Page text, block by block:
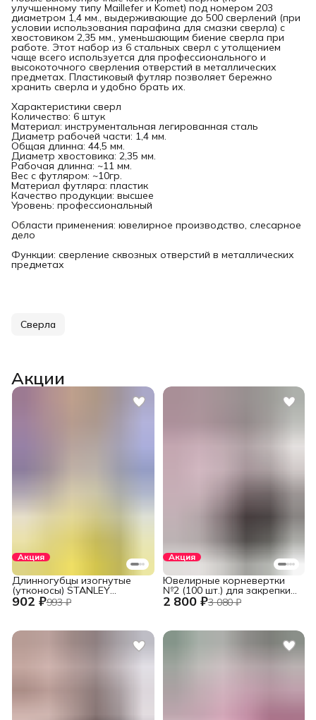
улучшенному типу Maillefer и Komet) под номером 203
диаметром 1,4 мм., выдерживающие до 500 сверлений (при
условии использования парафина для смазки сверла) с
хвостовиком 2,35 мм., уменьшающим биение сверла при
работе. Этот набор из 6 стальных сверл с утолщением
чаще всего используется для профессионального и
высокоточного сверления отверстий в металлических
предметах. Пластиковый футляр позволяет бережно
хранить сверла и удобно брать их.
Характеристики сверл
Количество: 6 штук
Материал: инструментальная легированная сталь
Диаметр рабочей части: 1,4 мм.
Общая длинна: 44,5 мм.
Диаметр хвостовика: 2,35 мм.
Рабочая длинна: ~11 мм.
Вес с футляром: ~10гр.
Материал футляра: пластик
Качество продукции: высшее
Уровень: профессиональный
Области применения: ювелирное производство, слесарное
дело
Функции: сверление сквозных отверстий в металлических
предметах
Сверла
Акции
Акция
902 ₽993 ₽
Длинногубцы изогнутые
(утконосы) STANLEY
DYNAGRIP STHT84071-8-23
Акция
2 800 ₽3 080 ₽
Ювелирные корневертки
№2 (100 шт.) для закрепки
вставок